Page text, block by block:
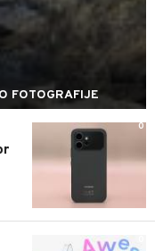
FOTOGRAFIJE
0